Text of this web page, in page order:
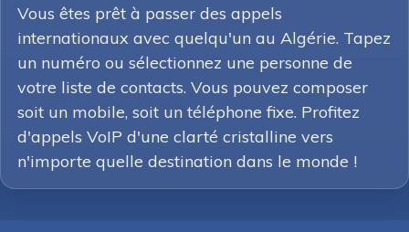
Vous êtes prêt à passer des appels
internationaux avec quelqu'un au Algérie. Tapez
un numéro ou sélectionnez une personne de
votre liste de contacts. Vous pouvez composer
soit un mobile, soit un téléphone fixe. Profitez
d'appels VoIP d'une clarté cristalline vers
n'importe quelle destination dans le monde !